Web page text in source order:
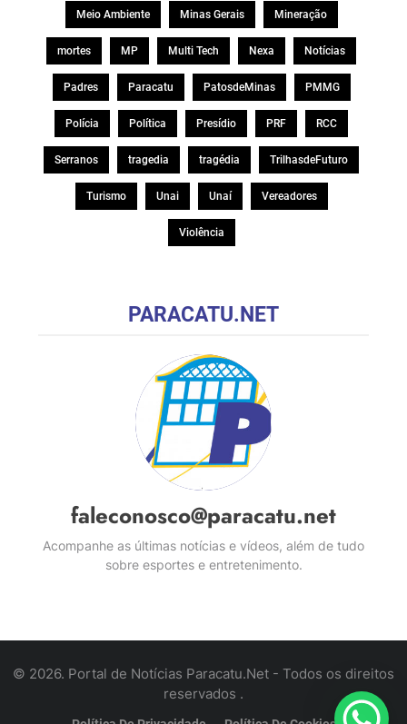
Meio Ambiente Minas Gerais Mineração
mortes MP Multi Tech Nexa Notícias
Padres Paracatu PatosdeMinas PMMG
Polícia Política Presídio PRF RCC
Serranos tragedia tragédia TrilhasdeFuturo
Turismo Unai Unaí Vereadores
Violência
PARACATU.NET
faleconosco@paracatu.net
Acompanhe as últimas notícias e vídeos, além de tudo
sobre esportes e entretenimento.
© 2026. Portal de Notícias Paracatu.Net - Todos os direitos
reservados .